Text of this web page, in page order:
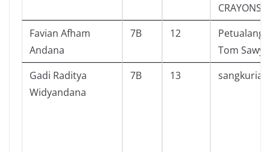
CRAYONS
Favian Afham
Andana
7B 12
Tom
Gadi Raditya
Widyandana
7B 13